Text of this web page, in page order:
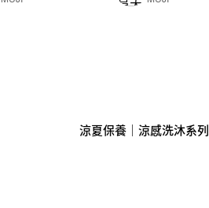
涼夏保養｜涼感洗沐系列